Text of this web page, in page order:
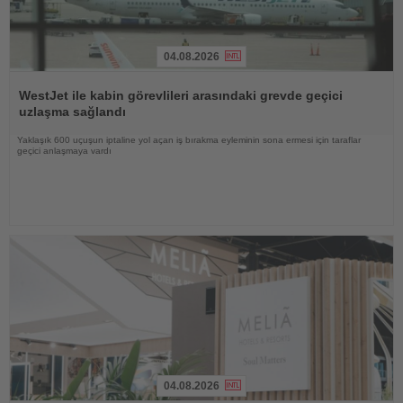
Oku
04.08.2026
WestJet ile kabin görevlileri arasındaki grevde geçici
uzlaşma sağlandı
Yaklaşık 600 uçuşun iptaline yol açan iş bırakma eyleminin sona ermesi için taraflar
geçici anlaşmaya vardı
04.08.2026